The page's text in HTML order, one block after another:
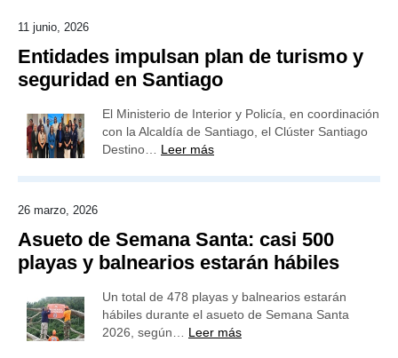
11 junio, 2026
Entidades impulsan plan de turismo y
seguridad en Santiago
El Ministerio de Interior y Policía, en coordinación
con la Alcaldía de Santiago, el Clúster Santiago
Destino… Leer más
26 marzo, 2026
Asueto de Semana Santa: casi 500
playas y balnearios estarán hábiles
Un total de 478 playas y balnearios estarán
hábiles durante el asueto de Semana Santa
2026, según… Leer más